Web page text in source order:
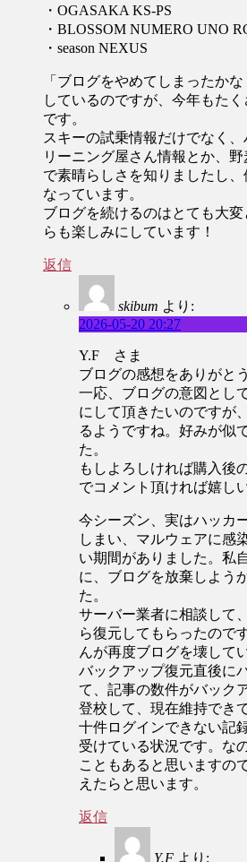
・OGASAKA KS-PS
・BLOSSOM NUMERO UNO
・season NEXUS
「ブログをやめてしまったか
しているのですが、今年もた
です。
スキーの試乗情報だけでなく
リーニング屋さん情報とか、
で素晴らしさを知りましたし
なっています。
ブログを続けるのはとても大
らも楽しみにしています！
返信
skibum より:
2026-05-20 20:27
Y.F さま
ブログの感想をありがと
一応、ブログの意図とし
にして頂きたいのですが
るようですね。好みが似
た。
もしよろしければ購入後
でコメント頂ければ嬉し
今シーズン、実はハッカ
しまい、マルウェアに感
い期間がありました。私
に、ブログを放棄しよう
た。
サーバー業者に相談して
ら復元してもらったので
んが再度ブログを壊して
バックアップ復元直後に
て、記事の数件がバック
登校して、現在維持でき
十件ログインできない記
受けている状況です。な
こともあると思いますの
えたらと思います。
返信
Y.F より: